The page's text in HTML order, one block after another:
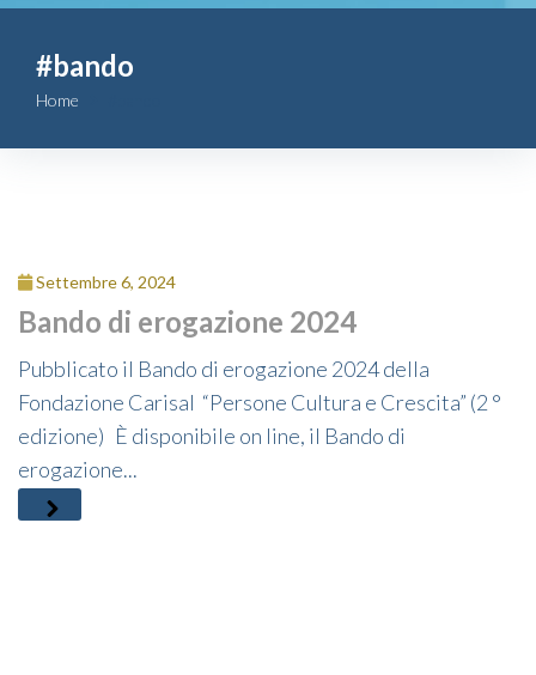
Attività
Contributi
Complesso
San Michele
Contatti
#bando
Home
Settembre 6, 2024
Bando di erogazione 2024
Pubblicato il Bando di erogazione 2024 della
Fondazione Carisal “Persone Cultura e Crescita” (2 °
edizione) È disponibile on line, il Bando di
erogazione...